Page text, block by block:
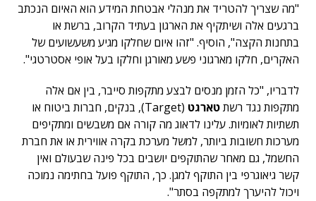
"מה שצריך להטריד את מנהלי אבטחת המידע הוא האיום הנכתב
ברגעים אלה ושיתקיף את הארגון בעתיד הקרוב, ברשת או
בתחנות הקצה", הוסיף. "זהו איום שחלקו מגיע משעשועים של
האקרים, חלקו מארגוני פשע מאורגן וחלקו בעל אופי אסטרטגי".
לדבריו, "כל הזמן מנסים לבצע מתקפות סייבר, בין אם אלה
מתקפות נגד רשתטארגט
(Target), בנקים, חברות ביטוח או
תשתיות לאומיות. עלינו לדאוג מה קורה אם משבשים ומתקיפים
מערכות חשובות ביותר, למשל מערכת בקרה אווירית או את חברת
החשמל, גם מאחר שהתוקפים יושבים בכל פינה שבעולם ואין
קשר גיאוגרפי בין התוקף למגן. כך, התוקף פועל בחתימה נמוכה
ויכול להיערך למתקפה בסתר".